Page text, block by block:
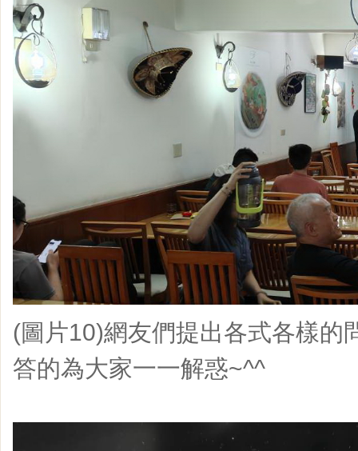
(圖片10)網友們提出各式各樣的
答的為大家一一解惑~^^